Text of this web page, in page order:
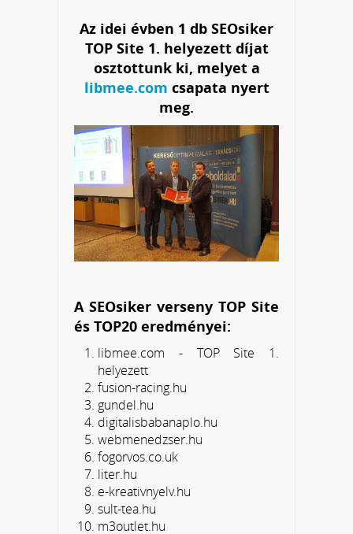
Az idei évben 1 db SEOsiker
TOP Site 1. helyezett díjat
osztottunk ki, melyet a
libmee.com csapata nyert
meg.
A SEOsiker verseny TOP Site
és TOP20 eredményei:
libmee.com - TOP Site 1.
helyezett
fusion-racing.hu
gundel.hu
digitalisbabanaplo.hu
webmenedzser.hu
fogorvos.co.uk
liter.hu
e-kreativnyelv.hu
sult-tea.hu
m3outlet.hu